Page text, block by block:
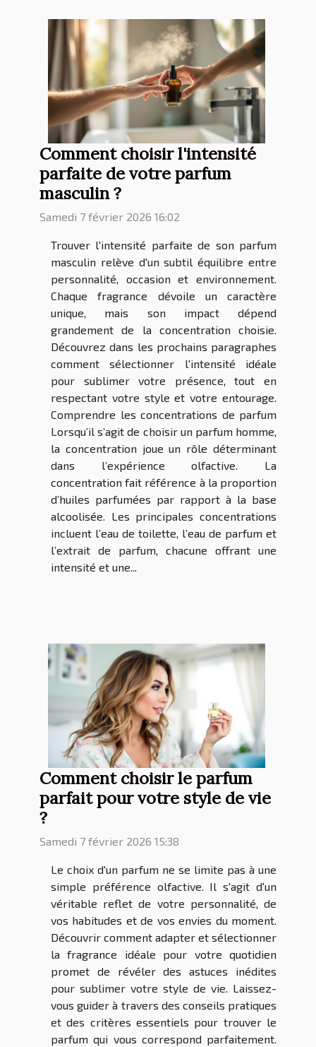
Comment choisir l'intensité
parfaite de votre parfum
masculin ?
Samedi 7 février 2026 16:02
Trouver l'intensité parfaite de son parfum
masculin relève d'un subtil équilibre entre
personnalité, occasion et environnement.
Chaque fragrance dévoile un caractère
unique, mais son impact dépend
grandement de la concentration choisie.
Découvrez dans les prochains paragraphes
comment sélectionner l'intensité idéale
pour sublimer votre présence, tout en
respectant votre style et votre entourage.
Comprendre les concentrations de parfum
Lorsqu’il s’agit de choisir un parfum homme,
la concentration joue un rôle déterminant
dans l’expérience olfactive. La
concentration fait référence à la proportion
d’huiles parfumées par rapport à la base
alcoolisée. Les principales concentrations
incluent l’eau de toilette, l’eau de parfum et
l’extrait de parfum, chacune offrant une
intensité et une...
Comment choisir le parfum
parfait pour votre style de vie
?
Samedi 7 février 2026 15:38
Le choix d'un parfum ne se limite pas à une
simple préférence olfactive. Il s'agit d'un
véritable reflet de votre personnalité, de
vos habitudes et de vos envies du moment.
Découvrir comment adapter et sélectionner
la fragrance idéale pour votre quotidien
promet de révéler des astuces inédites
pour sublimer votre style de vie. Laissez-
vous guider à travers des conseils pratiques
et des critères essentiels pour trouver le
parfum qui vous correspond parfaitement.